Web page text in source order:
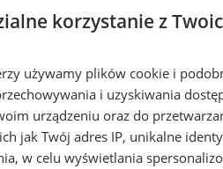
korzystanie z
używamy plików cookie i
i uzyskiwania
urządzeniu oraz do
jak Twój adres IP, unikalne
w celu wyświetlania